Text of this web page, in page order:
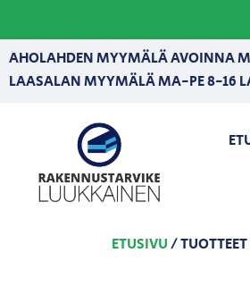
AHOLAHDEN MYYMÄLÄ AVOINNA
LAASALAN MYYMÄLÄ MA-PE 8-16
ETUSIVU/